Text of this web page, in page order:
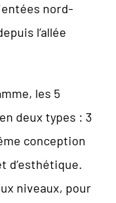
nord-
l’allée
les 5
deux types : 3
conception
d’esthétique.
niveaux, pour